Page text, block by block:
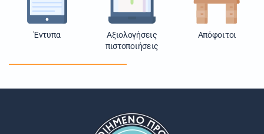
Έντυπα
Αξιολογήσεις
πιστοποιήσεις
Απόφοιτοι